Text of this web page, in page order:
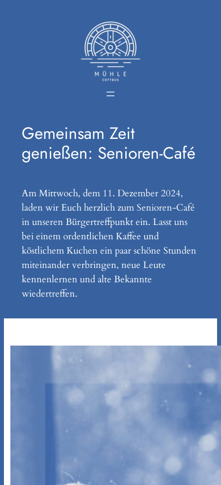
Gemeinsam Zeit
genießen: Senioren-Café
Am Mittwoch, dem 11. Dezember 2024,
laden wir Euch herzlich zum Senioren-Café
in unseren Bürgertreffpunkt ein. Lasst uns
bei einem ordentlichen Kaffee und
köstlichem Kuchen ein paar schöne Stunden
miteinander verbringen, neue Leute
kennenlernen und alte Bekannte
wiedertreffen.